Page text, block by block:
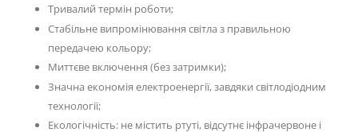
Тривалий термін роботи;
Стабільне випромінювання світла з правильною
передачею кольору;
Миттєве включення (без затримки);
Значна економія електроенергії, завдяки світлодіодним
технології;
Екологічність: не містить ртуті, відсутнє інфрачервоне і